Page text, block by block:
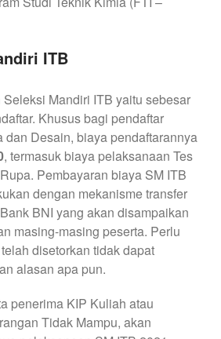
ITB
Mandiri ITB yaitu sebesar
Khusus bagi pendaftar
dan Desain, biaya pendaftarannya
, termasuk biaya pelaksanaan Tes
Pembayaran biaya SM ITB
dengan mekanisme transfer
BNI yang akan disampaikan
masing-masing peserta. Perlu
disetorkan tidak dapat
alasan apa pun.
penerima KIP Kuliah atau
Tidak Mampu, akan